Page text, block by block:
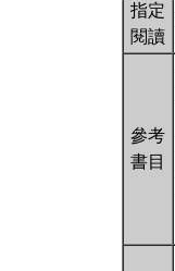
指定
閱讀
參考
書目